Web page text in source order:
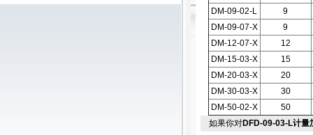
DM-09-02-L
9
DM-09-07-X
9
DM-12-07-X
12
DM-15-03-X
15
DM-20-03-X
20
DM-30-03-X
30
DM-50-02-X
50
如果你对DFD-09-03-L计量